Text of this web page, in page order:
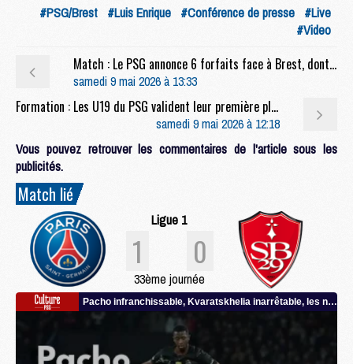
#PSG/Brest #Luis Enrique #Conférence de presse #Live
#Video
Match : Le PSG annonce 6 forfaits face à Brest, dont Pacho
samedi 9 mai 2026 à 13:33
Formation : Les U19 du PSG valident leur première place
samedi 9 mai 2026 à 12:18
Vous pouvez retrouver les commentaires de l'article sous les
publicités.
Match lié
Ligue 1
1 0
33ème journée